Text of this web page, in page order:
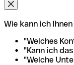
Wie kann ich
"Welches
"Kann ich
"Welche